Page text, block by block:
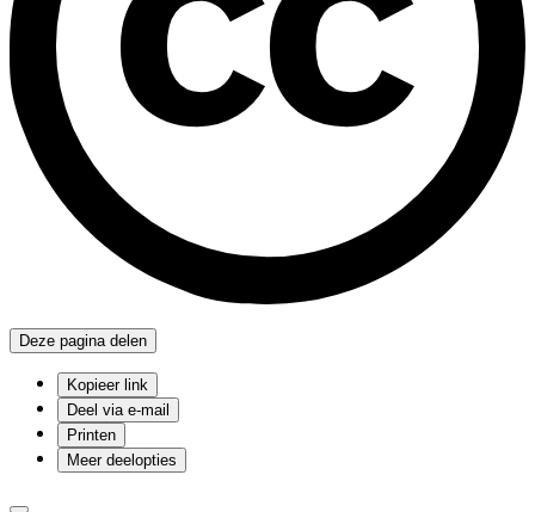
Deze pagina delen
Kopieer link
Deel via e-mail
Printen
Meer deelopties